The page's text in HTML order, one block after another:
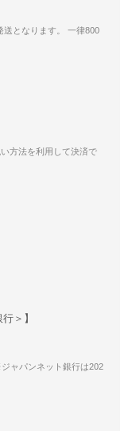
送となります。 一律800
方法を利用して決済で
＞】
ャパンネット銀行は202